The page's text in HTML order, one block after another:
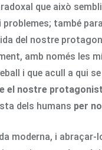
que això
també
del nostre
amb només
i que acull a qui
el nostre
dels humans per
moderna, i